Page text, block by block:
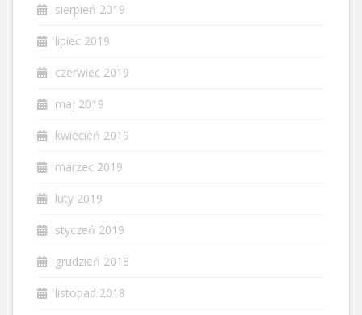
sierpień 2019
lipiec 2019
czerwiec 2019
maj 2019
kwiecień 2019
marzec 2019
luty 2019
styczeń 2019
grudzień 2018
listopad 2018